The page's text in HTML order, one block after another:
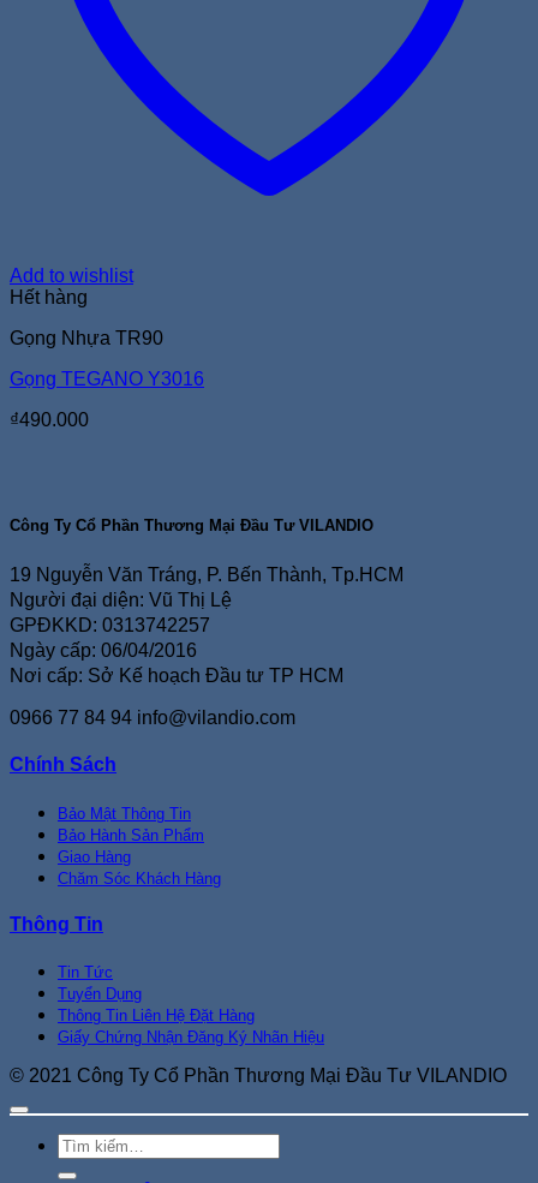
Add to wishlist
Hết hàng
Gọng Nhựa TR90
Gọng TEGANO Y3016
₫490.000
Công Ty Cổ Phần Thương Mại Đầu Tư VILANDIO
19 Nguyễn Văn Tráng, P. Bến Thành, Tp.HCM
Người đại diện: Vũ Thị Lệ
GPĐKKD: 0313742257
Ngày cấp: 06/04/2016
Nơi cấp: Sở Kế hoạch Đầu tư TP HCM
0966 77 84 94 info@vilandio.com
Chính Sách
Bảo Mật Thông Tin
Bảo Hành Sản Phẩm
Giao Hàng
Chăm Sóc Khách Hàng
Thông Tin
Tin Tức
Tuyển Dụng
Thông Tin Liên Hệ Đặt Hàng
Giấy Chứng Nhận Đăng Ký Nhãn Hiệu
© 2021 Công Ty Cổ Phần Thương Mại Đầu Tư VILANDIO
Tìm
kiếm: